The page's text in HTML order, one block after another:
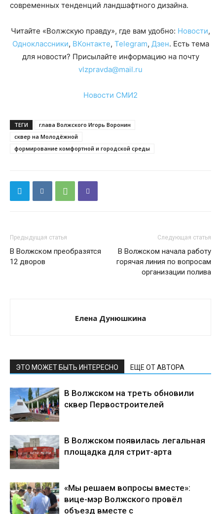
современных тенденций ландшафтного дизайна.
Читайте «Волжскую правду», где вам удобно: Новости,
Одноклассники, ВКонтакте, Telegram, Дзен. Есть тема
для новости? Присылайте информацию на почту
vlzpravda@mail.ru
Новости СМИ2
ТЕГИ
глава Волжского Игорь Воронин
сквер на Молодёжной
формирование комфортной и городской среды
Предыдущая статья
В Волжском преобразятся
12 дворов
Следующая статья
В Волжском начала работу
горячая линия по вопросам
организации полива
Елена Дунюшкина
ЭТО МОЖЕТ БЫТЬ ИНТЕРЕСНО ЕЩЕ ОТ АВТОРА
В Волжском на треть обновили
сквер Первостроителей
В Волжском появилась легальная
площадка для стрит-арта
«Мы решаем вопросы вместе»:
вице-мэр Волжского провёл
объезд вместе с